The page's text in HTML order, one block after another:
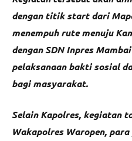
dengan titik start dari
menempuh rute menuju
dengan SDN Inpres
pelaksanaan bakti sosial
bagi masyarakat.
Selain Kapolres, kegiatan
Wakapolres Waropen,